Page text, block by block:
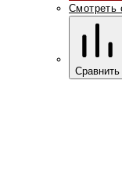
Смотреть
Сравнить